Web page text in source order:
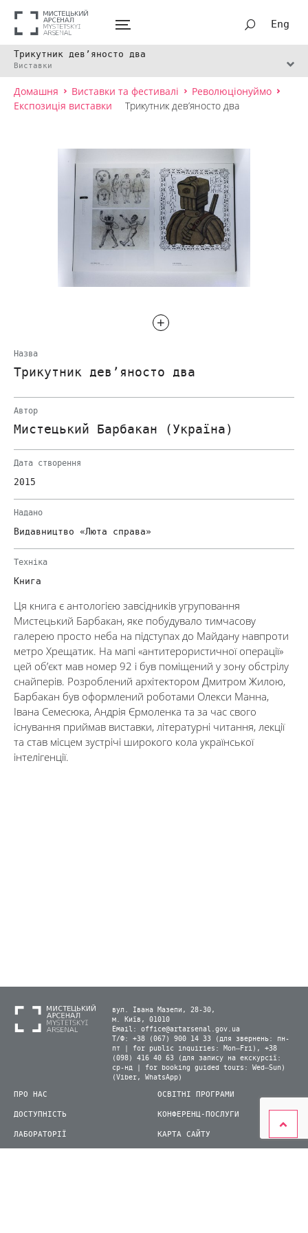
Eng
Трикутник дев’яносто два
Виставки
Домашня Виставки та фестивалі
Революціонуймо
Експозиція виставки
Трикутник дев’яносто два
Назва
Трикутник дев’яносто два
Автор
Мистецький Барбакан (Україна)
Дата створення
2015
Надано
Видавництво «Люта справа»
Техніка
Книга
Ця книга є антологією завсідників угруповання
Мистецький Барбакан, яке побудувало тимчасову
галерею просто неба на підступах до Майдану навпроти
метро Хрещатик. На мапі «антитерористичної операції»
цей об’єкт мав номер 92 і був поміщений у зону обстрілу
снайперів. Розроблений архітектором Дмитром Жилою,
Барбакан був оформлений роботами Олекси Манна,
Івана Семесюка, Андрія Єрмоленка та за час свого
існування приймав виставки, літературні читання, лекції
та став місцем зустрічі широкого кола української
інтелігенції.
вул. Івана Мазепи, 28-30,
м. Київ, 01010
Email: office@artarsenal.gov.ua
Т/Ф: +38 (067) 900 14 33 (для звернень: пн-
пт | for public inquiries: Mon–Fri), +38
(098) 416 40 63 (для запису на екскурсії:
ср-нд | for booking guided tours: Wed–Sun)
(Viber, WhatsApp)
ПРО НАС
ДОСТУПНІСТЬ
ЛАБОРАТОРІЇ
ОСВІТНІ ПРОГРАМИ
КОНФЕРЕНЦ-ПОСЛУГИ
КАРТА САЙТУ